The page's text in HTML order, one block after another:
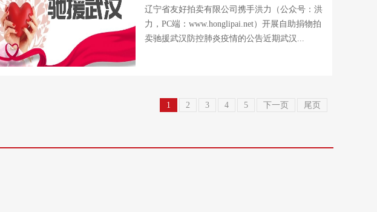
辽宁省友好拍卖有限公司携手洪力（公众号：洪
力，PC端：www.honglipai.net）开展自助捐物拍
卖驰援武汉防控肺炎疫情的公告近期武汉...
1 2 3 4 5 下一页 尾页